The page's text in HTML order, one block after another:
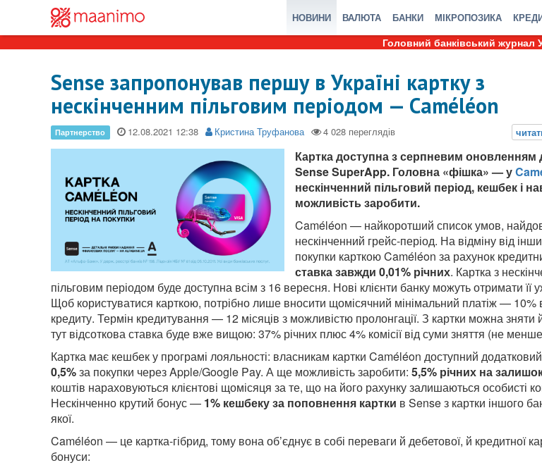
НОВИНИ ВАЛЮТА БАНКИ МІКРОПОЗИКА
Головний банківський журнал
Sense запропонував першу в Україні картку з
нескінченним пільговим періодом — Caméléon
12.08.2021 Кристина Труфанова
Картка доступна зсерпневим оновленням
Sense SuperApp. Головна «фішка»— у
нескінченний пільговий період, кешбек і
можливість заробити.
Caméléon — найкоротший список умов,
нескінченний грейс-період. На відміну від
покупки карткою Caméléon за рахунок
ставказавжди0,01% річних. Картка з
пільговим періодом буде доступна всім з 16 вересня. Нові клієнти банку можуть отримати її
Щоб користуватися карткою, потрібно лише вносити щомісячний мінімальний платіж — 10%
кредиту. Термін кредитування — 12 місяців з можливістю пролонгації. З картки можна зняти
тут відсоткова ставка буде вже вищою: 37% річних плюс 4% комісії від суми зняття (не
Картка має кешбек у програмі лояльності: власникам картки Caméléon доступний додатковий
0,5%за покупки через Apple/Google Pay. А ще можливість заробити: 5,5% річних на
коштів нараховуються клієнтові щомісяця за те, що на його рахунку залишаються особисті
Нескінченно крутий бонус — 1% кешбеку за поповнення картки в Sense з картки іншого
якої.
Caméléon — це картка-гібрид, тому вона об’єднує в собі переваги й дебетової, й кредитної
бонуси: